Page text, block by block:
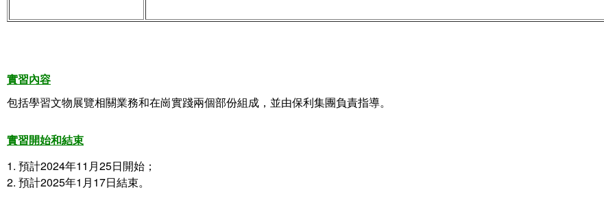
實習內容
包括學習文物展覽相關業務和在崗實踐兩個部份組成，並由保利集團負責指導。
實習開始和結束
1. 預計2024年11月25日開始；
2. 預計2025年1月17日結束。